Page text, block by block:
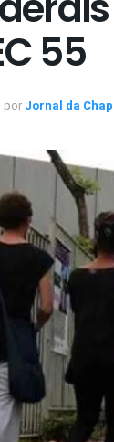
55
por Jornal da